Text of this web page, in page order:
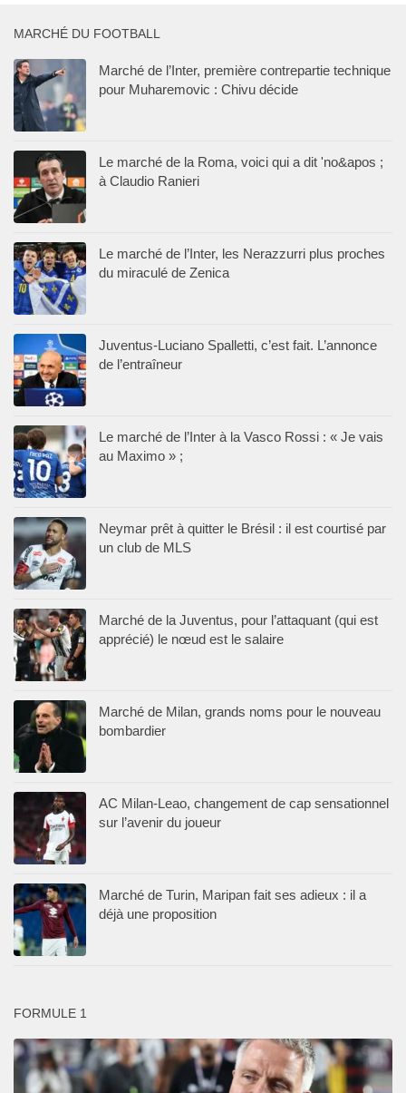
MARCHÉ DU FOOTBALL
Marché de l’Inter, première contrepartie technique
pour Muharemovic : Chivu décide
Le marché de la Roma, voici qui a dit 'no&apos ;
à Claudio Ranieri
Le marché de l’Inter, les Nerazzurri plus proches
du miraculé de Zenica
Juventus-Luciano Spalletti, c’est fait. L’annonce
de l’entraîneur
Le marché de l’Inter à la Vasco Rossi : « Je vais
au Maximo » ;
Neymar prêt à quitter le Brésil : il est courtisé par
un club de MLS
Marché de la Juventus, pour l’attaquant (qui est
apprécié) le nœud est le salaire
Marché de Milan, grands noms pour le nouveau
bombardier
AC Milan-Leao, changement de cap sensationnel
sur l’avenir du joueur
Marché de Turin, Maripan fait ses adieux : il a
déjà une proposition
FORMULE 1